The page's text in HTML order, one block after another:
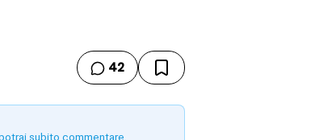
42
subito commentare.